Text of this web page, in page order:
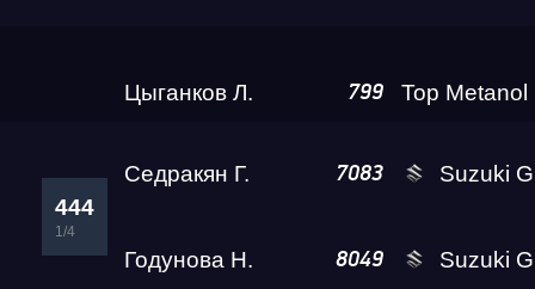
Цыганков Л. 799
444
1/4
Седракян Г. 7083 Suzuki
Годунова Н. 8049 Suzuki GSX-